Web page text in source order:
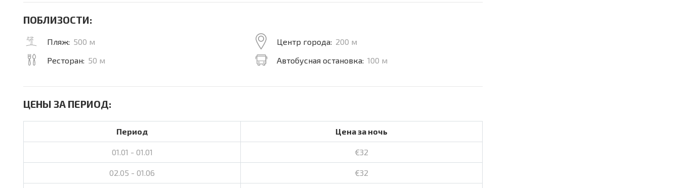
ПОБЛИЗОСТИ:
Пляж: 500 м
Ресторан: 50 м
Центр города: 200 м
Автобусная остановка: 100 м
ЦЕНЫ ЗА ПЕРИОД:
Период Цена за ночь
01.01 - 01.01 €32
02.05 - 01.06 €32